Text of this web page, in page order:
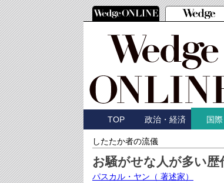
TOP 政治・経済 国際
したたか者の流儀
お騒がせな人が多い歴
パスカル・ヤン （ 著述家）